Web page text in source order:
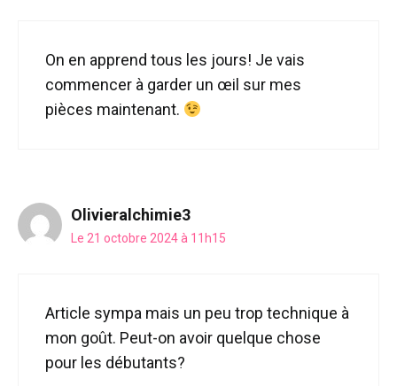
On en apprend tous les jours! Je vais
commencer à garder un œil sur mes
pièces maintenant.
Olivieralchimie3
Le 21 octobre 2024 à 11h15
Article sympa mais un peu trop technique à
mon goût. Peut-on avoir quelque chose
pour les débutants?